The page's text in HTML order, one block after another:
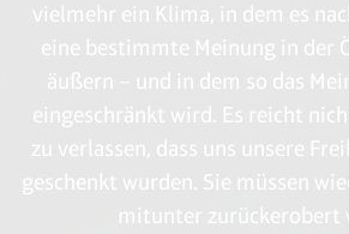
vielmehr ein Klima, in dem es
eine bestimmte Meinung in der
äußern – und in dem so das
eingeschränkt wird. Es reicht
zu verlassen, dass uns unsere
geschenkt wurden. Sie müssen
mitunter zurückerobert